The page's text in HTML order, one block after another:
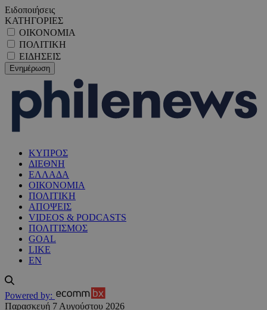
Ειδοποιήσεις
ΚΑΤΗΓΟΡΙΕΣ
ΟΙΚΟΝΟΜΙΑ
ΠΟΛΙΤΙΚΗ
ΕΙΔΗΣΕΙΣ
ΚΥΠΡΟΣ
ΔΙΕΘΝΗ
ΕΛΛΑΔΑ
ΟΙΚΟΝΟΜΙΑ
ΠΟΛΙΤΙΚΗ
ΑΠΟΨΕΙΣ
VIDEOS & PODCASTS
ΠΟΛΙΤΙΣΜΟΣ
GOAL
LIKE
EN
Powered by:
Παρασκευή 7 Αυγούστου 2026